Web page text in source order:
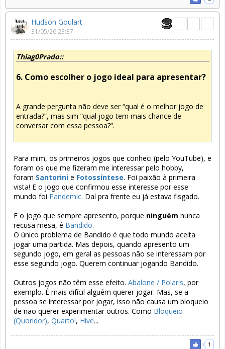
Hudson Goulart
31/05/26 23:37
Thiag0Prado::
6. Como escolher o jogo ideal para apresentar?
A grande pergunta não deve ser “qual é o melhor jogo de
entrada?”, mas sim “qual jogo tem mais chance de
conversar com essa pessoa?”.
Para mim, os primeiros jogos que conheci (pelo YouTube), e
foram os que me fizeram me interessar pelo hobby,
foram Santorini e Fotossíntese. Foi paixão à primeira
vista! E o jogo que confirmou esse interesse por esse
mundo foi Pandemic. Daí pra frente eu já estava fisgado.
E o jogo que sempre apresento, porque ninguém nunca
recusa mesa, é Bandido.
O único problema de Bandido é que todo mundo aceita
jogar uma partida. Mas depois, quando apresento um
segundo jogo, em geral as pessoas não se interessam por
esse segundo jogo. Querem continuar jogando Bandido.
Outros jogos não têm esse efeito. Abalone / Polaris, por
exemplo. É mais difícil alguém querer jogar. Mas, se a
pessoa se interessar por jogar, isso não causa um bloqueio
de não querer experimentar outros. Como Bloqueio
(Quoridor), Quarto!, Hive...
1